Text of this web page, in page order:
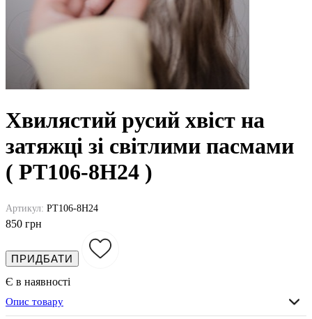
Хвилястий русий хвіст на
затяжці зі світлими пасмами
( PT106-8H24 )
Артикул: PT106-8H24
850 грн
ПРИДБАТИ
Є в наявності
Опис товару